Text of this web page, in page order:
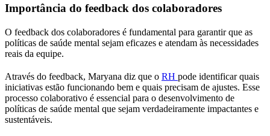
Importância do feedback dos colaboradores
O feedback dos colaboradores é fundamental para garantir que as
políticas de saúde mental sejam eficazes e atendam às necessidades
reais da equipe.
Através do feedback, Maryana diz que o RH pode identificar quais
iniciativas estão funcionando bem e quais precisam de ajustes. Esse
processo colaborativo é essencial para o desenvolvimento de
políticas de saúde mental que sejam verdadeiramente impactantes e
sustentáveis.